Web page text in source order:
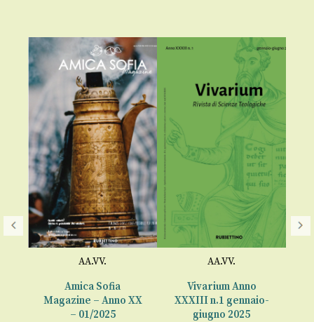
AA.VV.
Amica Sofia
Magazine – Anno XX
– 01/2025
AA.VV.
Vivarium Anno
XXXIII n.1 gennaio-
giugno 2025